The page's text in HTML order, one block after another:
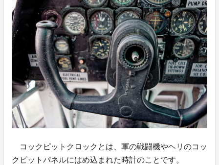
コックピットクロックとは、軍の戦闘機やヘリのコッ
クピットパネルにはめ込まれた時計のことです。